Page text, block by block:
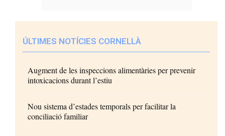
ÚLTIMES NOTÍCIES CORNELLÀ
Augment de les inspeccions alimentàries per prevenir
intoxicacions durant l’estiu
Nou sistema d’estades temporals per facilitar la
conciliació familiar